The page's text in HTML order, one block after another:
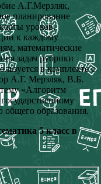
А.Г.Мерзляк,
планирование
уроков,
к каждому
математические
задач рубрики
в комплекте с
А.Г. Мерзляк, В.Б.
«Алгоритм
общего образования.
5 класс в